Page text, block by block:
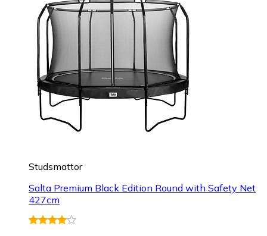
Studsmattor
Salta Premium Black Edition Round with Safety Net
427cm